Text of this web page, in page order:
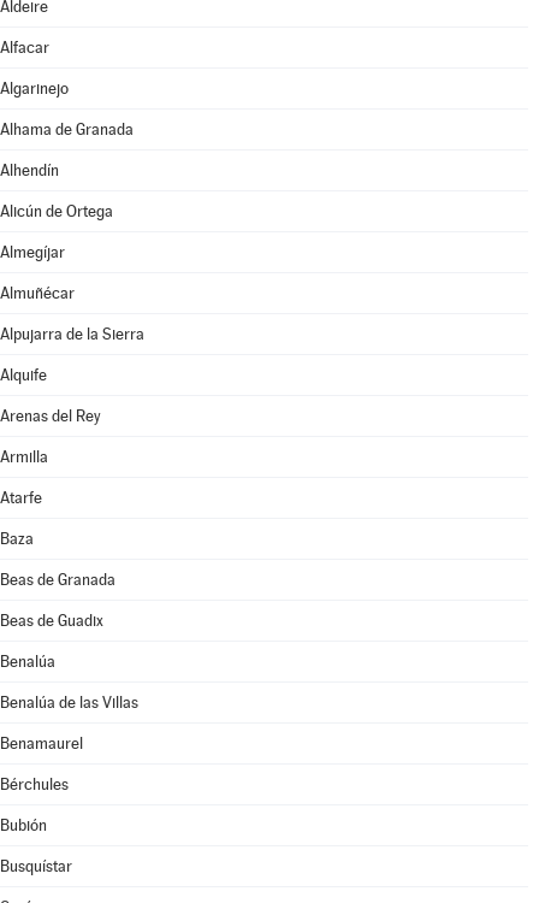
Aldeire
Alfacar
Algarinejo
Alhama de Granada
Alhendín
Alicún de Ortega
Almegíjar
Almuñécar
Alpujarra de la Sierra
Alquife
Arenas del Rey
Armilla
Atarfe
Baza
Beas de Granada
Beas de Guadix
Benalúa
Benalúa de las Villas
Benamaurel
Bérchules
Bubión
Busquístar